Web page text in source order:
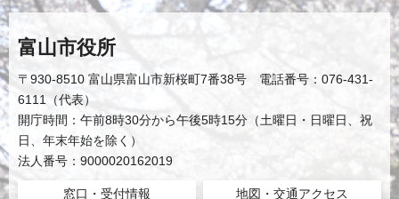
富山市役所
〒930-8510 富山県富山市新桜町7番38号 電話番号：076-431-
6111（代表）
開庁時間：午前8時30分から午後5時15分（土曜日・日曜日、祝
日、年末年始を除く）
法人番号：9000020162019
窓口・受付情報 地図・交通アクセス